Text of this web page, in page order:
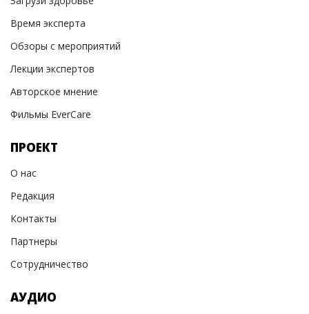
Время эксперта
Обзоры с мероприятий
Лекции экспертов
Авторское мнение
Фильмы EverCare
ПРОЕКТ
О нас
Редакция
Контакты
Партнеры
Сотрудничество
АУДИО